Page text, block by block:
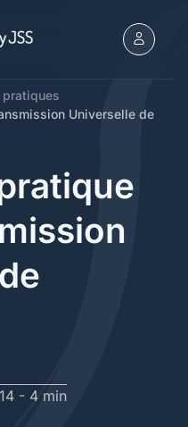
Universelle de
- 4 min